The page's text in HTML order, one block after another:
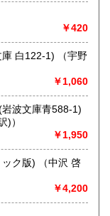
￥420
1) （宇野
￥1,060
波文庫青588-1)
)）
￥1,950
中沢 啓
￥4,200